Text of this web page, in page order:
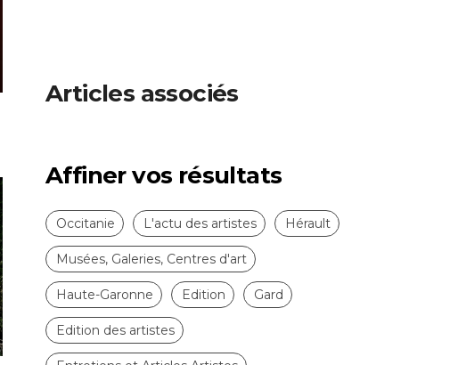
Articles associés
Affiner vos résultats
Occitanie L'actu des artistes Hérault
Musées, Galeries, Centres d'art
Haute-Garonne Edition Gard
Edition des artistes